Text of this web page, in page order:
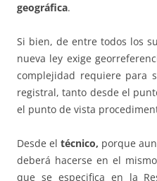
geográfica.
Si bien, de entre todos los
nueva ley exige
complejidad requiere para
registral, tanto desde el
el punto de vista
Desde el técnico, porque
deberá hacerse en el
que se especifica en la